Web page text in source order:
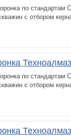
по
с отбором
по
с отбором